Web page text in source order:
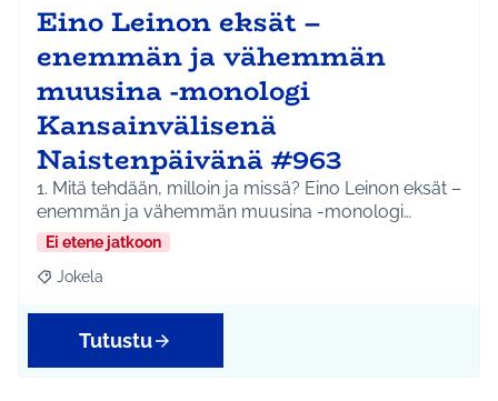
Eino Leinon eksät –
enemmän ja vähemmän
muusina -monologi
Kansainvälisenä
Naistenpäivänä #963
1. Mitä tehdään, milloin ja missä? Eino Leinon eksät –
enemmän ja vähemmän muusina -monologi…
Ei etene jatkoon
Rajaa tulokset aihepiirin mukaan: Jokela
Jokela
Tutustu